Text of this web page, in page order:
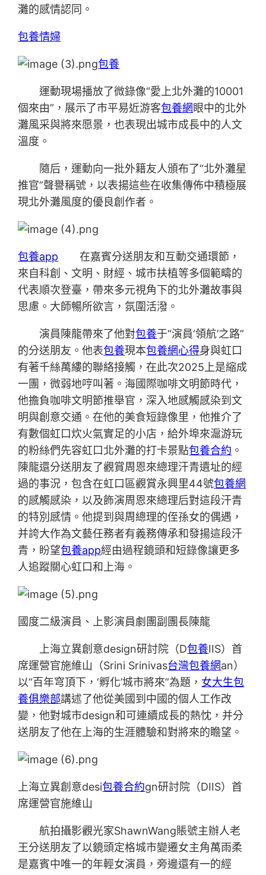
灘的感情認同。
包養情婦
包養
運動現場播放了微錄像“愛上北外灘的10001
個來由”，展示了市平易近游客包養網眼中的北外
灘風采與將來愿景，也表現出城市成長中的人文
溫度。
隨后，運動向一批外籍友人頒布了“北外灘星
推官”聲譽稱號，以表揚這些在收集傳佈中積極展
現北外灘風度的優良創作者。
包養app 在嘉賓分送朋友和互動交通環節，
來自科創、文明、財經、城市扶植等多個範疇的
代表順次登臺，帶來多元視角下的北外灘故事與
思慮。大師暢所欲言，氛圍活潑。
演員陳龍帶來了他對包養于“演員‘領航’之路”
的分送朋友。他表包養現本包養網心得身與虹口
有著千絲萬縷的聯絡接觸，在此次2025上是縮成
一團，微弱地哼叫著。海國際咖啡文明節時代，
他擔負咖啡文明節推舉官，深入地感觸感染到文
明與創意交通。在他的美食短錄像里，他推介了
有數個虹口炊火氣實足的小店，給外埠來滬游玩
的粉絲們先容虹口北外灘的打卡景點包養合約 。
陳龍還分送朋友了觀賞周恩來總理汗青遺址的經
過的事況，包含在虹口區觀賞永興里44號包養網
的感觸感染，以及飾演周恩來總理后對這段汗青
的特別感情。他提到與周總理的侄孫女的偶遇，
并誇大作為文藝任務者有義務傳承和發揚這段汗
青，盼望包養app經由過程鏡頭和短錄像讓更多
人追蹤關心虹口和上海。
國度二級演員、上影演員劇團副團長陳龍
上海立異創意design研討院（D包養IIS）首
席運營官施維山（Srini Srinivas台灣包養網an）
以“百年穹頂下，‘孵化’城市將來”為題， 女大生包
養俱樂部講述了他從美國到中國的個人工作改
變，他對城市design和可連續成長的熱忱，并分
送朋友了他在上海的生涯體驗和對將來的瞻望。
上海立異創意desi包養合約gn研討院（DIIS）首
席運營官施維山
航拍攝影觀光家ShawnWang賬號主辦人老
王分送朋友了以鏡頭定格城市變遷女主角萬雨柔
是嘉賓中唯一的年輕女演員，旁邊還有一的經